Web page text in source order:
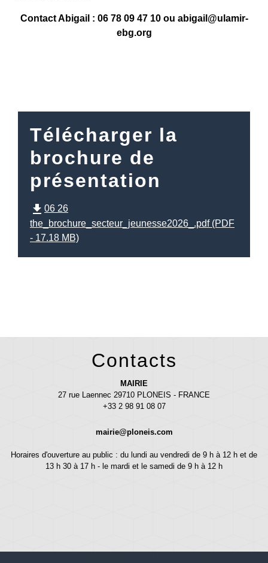
Contact Abigail : 06 78 09 47 10 ou abigail@ulamir-
ebg.org
Télécharger la
brochure de
présentation
file_download 06 26
the_brochure_secteur_jeunesse2026_.pdf (PDF
- 17.18 MB)
Contacts
MAIRIE
27 rue Laennec 29710 PLONEIS - FRANCE
+33 2 98 91 08 07
mairie@ploneis.com
Horaires d'ouverture au public : du lundi au vendredi de 9 h à 12 h et de
13 h 30 à 17 h - le mardi et le samedi de 9 h à 12 h